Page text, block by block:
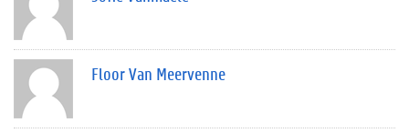
Floor Van Meervenne